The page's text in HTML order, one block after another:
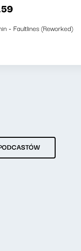
- Faultlines (Reworked)